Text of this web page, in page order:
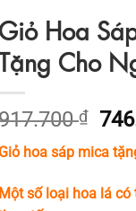
Giỏ Hoa
Cho
₫
Giá
gốc
là:
Giỏ hoa sáp mica
Một số loại hoa lá